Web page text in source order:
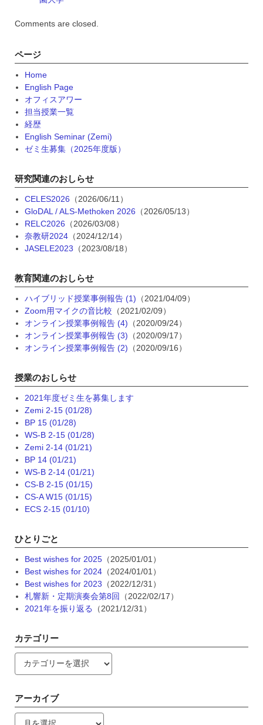
Comments are closed.
ページ
Home
English Page
オフィスアワー
担当授業一覧
経歴
English Seminar (Zemi)
ゼミ生募集（2025年度版）
研究関連のおしらせ
CELES2026 （2026/06/11）
GloDAL / ALS-Methoken 2026 （2026/05/13）
RELC2026 （2026/03/08）
奈教研2024（2024/12/14）
JASELE2023 （2023/08/18）
教育関連のおしらせ
ハイブリッド授業事例報告 (1) （2021/04/09）
Zoom用マイクの音比較 （2021/02/09）
オンライン授業事例報告 (4) （2020/09/24）
オンライン授業事例報告 (3) （2020/09/17）
オンライン授業事例報告 (2) （2020/09/16）
授業のおしらせ
2021年度ゼミ生を募集します
Zemi 2-15 (01/28)
BP 15 (01/28)
WS-B 2-15 (01/28)
Zemi 2-14 (01/21)
BP 14 (01/21)
WS-B 2-14 (01/21)
CS-B 2-15 (01/15)
CS-A W15 (01/15)
ECS 2-15 (01/10)
ひとりごと
Best wishes for 2025（2025/01/01）
Best wishes for 2024（2024/01/01）
Best wishes for 2023 （2022/12/31）
札響新・定期演奏会第8回
（2022/02/17）
2021年を振り返る
（2021/12/31）
カテゴリー
リ
ー
アーカイブ